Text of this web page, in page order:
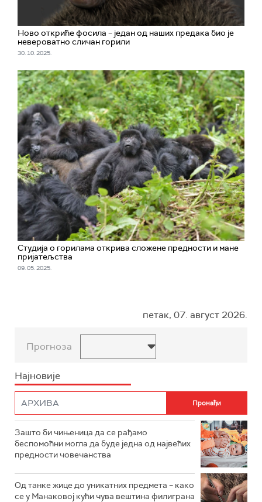
Ново откриће фосила – један од наших предака био је
невероватно сличан горили
30. 10. 2025.
Студија о горилама открива сложене предности и мане
пријатељства
09. 05. 2025.
петак, 07. август 2026.
Прогноза
Најновије
Зашто би чињеница да се рађамо
беспомоћни могла да буде једна од највећих
предности човечанства
Од танке жице до уникатних предмета – како
се у Манаковој кући чува вештина филиграна